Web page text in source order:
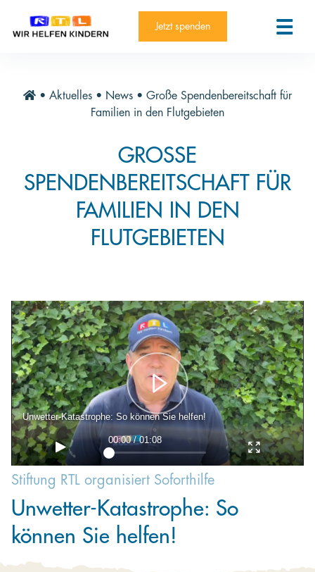
RTL-Spendenmarathon 2025
News
Jahresberichte
Paten und Projekte
Trauer und Testament
Kooperieren
Organisationen
Unternehmen
Kontakt
Jetzt spenden
• Aktuelles • News • Große Spendenbereitschaft für
Familien in den Flutgebieten
GROSSE S
PENDENBEREITSCHAFT FÜR F
AMILIEN IN DEN F
LUTGEBIETEN
Unwetter-Katastrophe: So können Sie helfen!
00:00 / 01:08
Stiftung RTL organisiert Soforthilfe
Unwetter-Katastrophe: So
können Sie helfen!